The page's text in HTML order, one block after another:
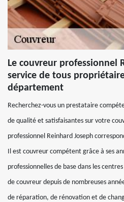
Le couvreur professionnel
service de tous
département
Recherchez-vous un prestataire
de qualité et satisfaisantes sur votre
professionnel Reinhard Joseph
Il est couvreur compétent grâce à ses
professionnelles de base dans les
de couvreur depuis de nombreuses
de réparation, de rénovation et de